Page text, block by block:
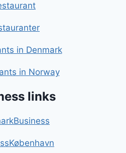
in Denmark
in Norway
links